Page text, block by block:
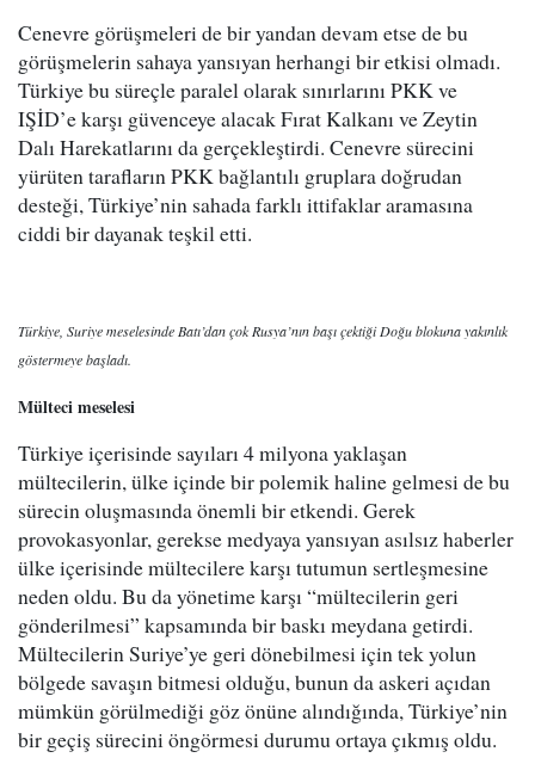
Cenevre görüşmeleri de bir yandan devam etse de bu
görüşmelerin sahaya yansıyan herhangi bir etkisi olmadı.
Türkiye bu süreçle paralel olarak sınırlarını PKK ve
IŞİD’e karşı güvenceye alacak Fırat Kalkanı ve Zeytin
Dalı Harekatlarını da gerçekleştirdi. Cenevre sürecini
yürüten tarafların PKK bağlantılı gruplara doğrudan
desteği, Türkiye’nin sahada farklı ittifaklar aramasına
ciddi bir dayanak teşkil etti.
Türkiye, Suriye meselesinde Batı’dan çok Rusya’nın başı çektiği Doğu blokuna yakınlık
göstermeye başladı.
Mülteci meselesi
Türkiye içerisinde sayıları 4 milyona yaklaşan
mültecilerin, ülke içinde bir polemik haline gelmesi de bu
sürecin oluşmasında önemli bir etkendi. Gerek
provokasyonlar, gerekse medyaya yansıyan asılsız haberler
ülke içerisinde mültecilere karşı tutumun sertleşmesine
neden oldu. Bu da yönetime karşı “mültecilerin geri
gönderilmesi” kapsamında bir baskı meydana getirdi.
Mültecilerin Suriye’ye geri dönebilmesi için tek yolun
bölgede savaşın bitmesi olduğu, bunun da askeri açıdan
mümkün görülmediği göz önüne alındığında, Türkiye’nin
bir geçiş sürecini öngörmesi durumu ortaya çıkmış oldu.